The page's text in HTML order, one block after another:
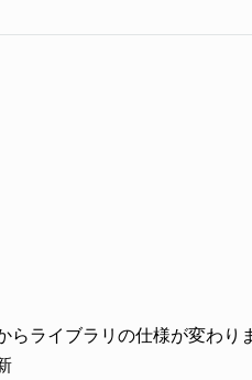
らライブラリの仕様が変わり